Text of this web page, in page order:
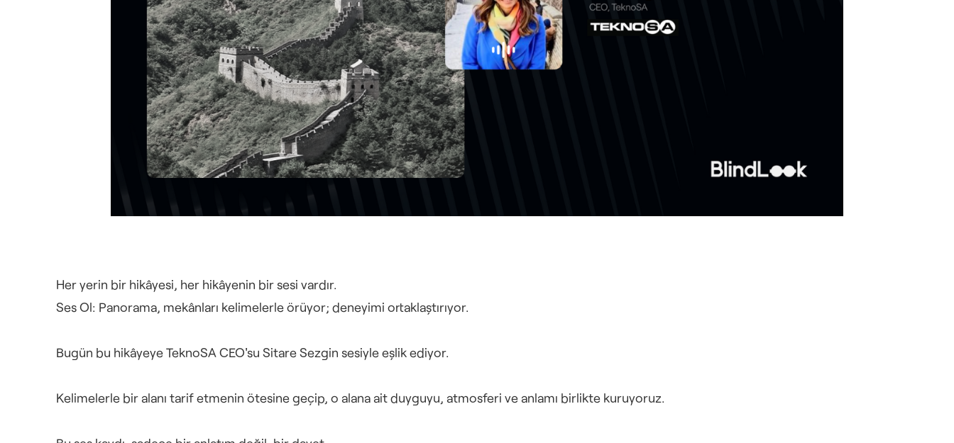
Her yerin bir hikâyesi, her hikâyenin bir sesi vardır.
Ses Ol: Panorama, mekânları kelimelerle örüyor; deneyimi ortaklaştırıyor.
Bugün bu hikâyeye TeknoSA CEO'su Sitare Sezgin sesiyle eşlik ediyor.
Kelimelerle bir alanı tarif etmenin ötesine geçip, o alana ait duyguyu, atmosferi ve anlamı birlikte kuruyoruz.